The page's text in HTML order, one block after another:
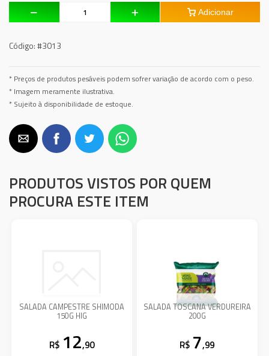
Adicionar
Código:#3013
* Preços de produtos pesáveis podem sofrer variação de acordo com o peso.
* Imagem meramente ilustrativa.
* Sujeito à disponibilidade de estoque.
PRODUTOS VISTOS POR QUEM
PROCURA ESTE ITEM
SALADA CAMPESTRE SHIMODA
150G HIG
R$ 12,90
SALADA TOSCANA VERDUREIRA
200G
R$ 7,99